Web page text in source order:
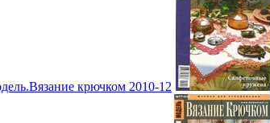
крючком 2010-12